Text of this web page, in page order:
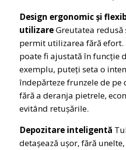
Design ergonomic și
utilizareGreutatea
permit utilizarea fără efort.
poate fi ajustată în funcție
exemplu, puteți seta o
îndepărteze frunzele de pe
fără a deranja pietrele,
evitând retușările.
Depozitare inteligentă
detașează ușor, fără